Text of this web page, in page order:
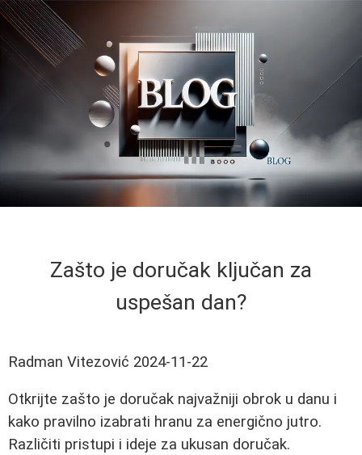
Zašto je doručak ključan za
uspešan dan?
Radman Vitezović 2024-11-22
Otkrijte zašto je doručak najvažniji obrok u danu i
kako pravilno izabrati hranu za energično jutro.
Različiti pristupi i ideje za ukusan doručak.